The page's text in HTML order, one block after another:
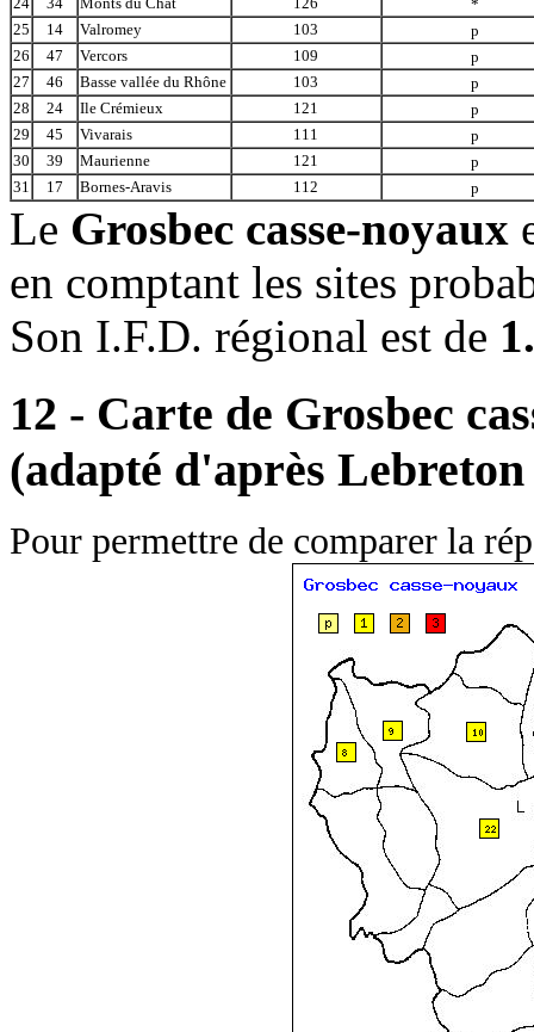
*
25
14 Valromey 103
p
26
47 Vercors 109
p
27
46 Basse vallée du Rhône 103
p
28
24 Ile Crémieux 121
p
29
45 Vivarais 111
p
30
39 Maurienne 121
p
31
17 Bornes-Aravis 112 p
Le Grosbec casse-noyaux
en comptant les sites
Son I.F.D. régional est de
12 - Carte de Grosbec
(adapté d'après Lebreton
Pour permettre de comparer la